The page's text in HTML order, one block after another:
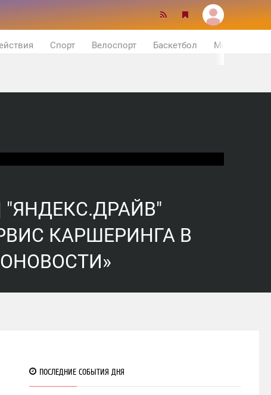
Спорт Велоспорт Баскетбол Мотор
| "ЯНДЕКС.ДРАЙВ"
КАРШЕРИНГА В
ПОСЛЕДНИЕ СОБЫТИЯ ДНЯ